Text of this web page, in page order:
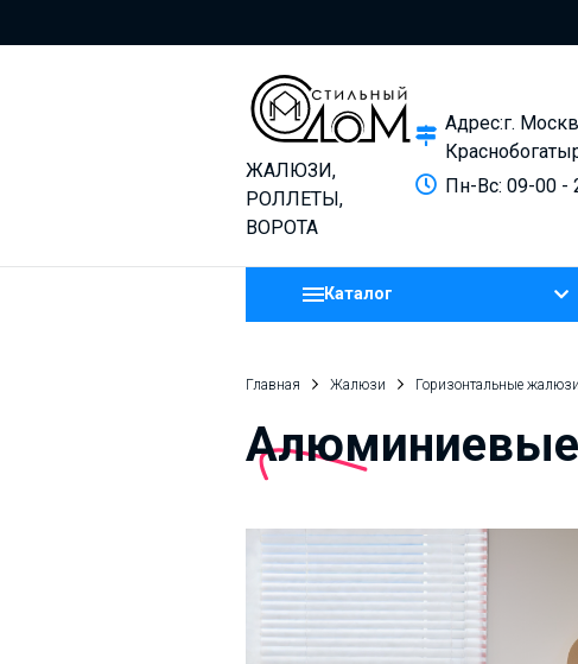
ЖАЛЮЗИ,
РОЛЛЕТЫ,
ВОРОТА
Адрес:г.
Пн-Вс: 09-00 -
Каталог
Главная Жалюзи Горизонтальные жалюзи